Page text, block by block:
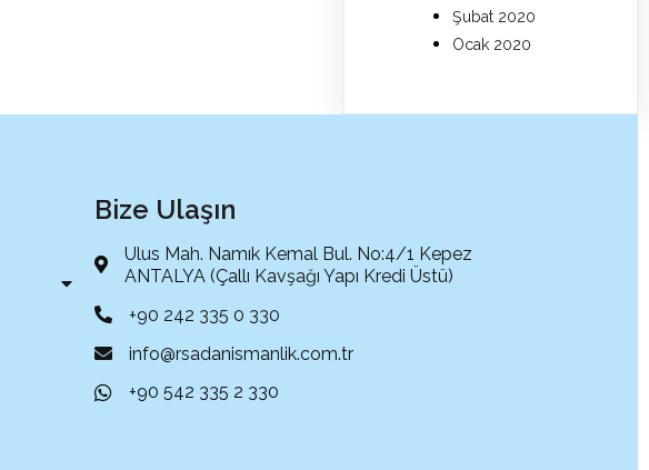
Şubat 2020
Ocak 2020
Bize Ulaşın
Ulus Mah. Namık Kemal Bul. No:4/1 Kepez
ANTALYA (Çallı Kavşağı Yapı Kredi Üstü)
+90 242 335 0 330
info@rsadanismanlik.com.tr
+90 542 335 2 330